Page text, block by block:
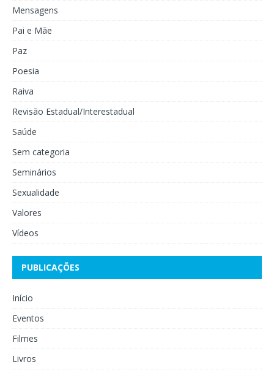
Mensagens
Pai e Mãe
Paz
Poesia
Raiva
Revisão Estadual/Interestadual
Saúde
Sem categoria
Seminários
Sexualidade
Valores
Vídeos
PUBLICAÇÕES
Início
Eventos
Filmes
Livros